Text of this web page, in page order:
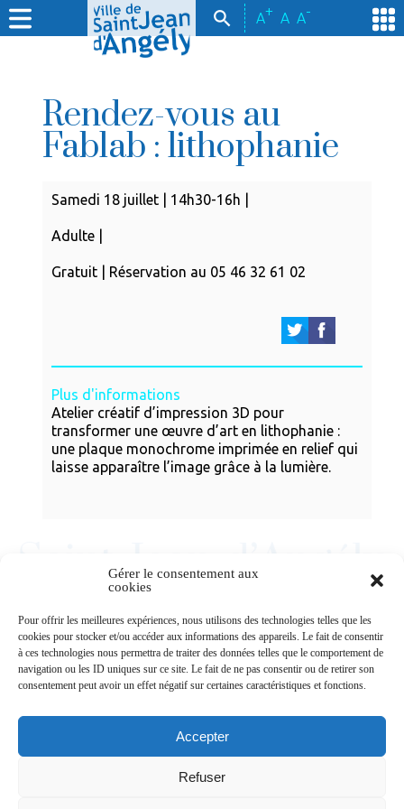
Gérer le consentement aux
cookies
Pour offrir les meilleures expériences, nous utilisons des technologies telles que les
cookies pour stocker et/ou accéder aux informations des appareils. Le fait de consentir
à ces technologies nous permettra de traiter des données telles que le comportement de
navigation ou les ID uniques sur ce site. Le fait de ne pas consentir ou de retirer son
consentement peut avoir un effet négatif sur certaines caractéristiques et fonctions.
Accepter
Refuser
A+ A A-
Rendez-vous au
Fablab : lithophanie
Samedi 18 juillet | 14h30-16h |
Adulte |
Gratuit | Réservation au 05 46 32 61 02
Plus d'informations
Atelier créatif d’impression 3D pour
transformer une œuvre d’art en lithophanie :
une plaque monochrome imprimée en relief qui
laisse apparaître l’image grâce à la lumière.
Newsletters
Abonnez-vous à la newsletter
>